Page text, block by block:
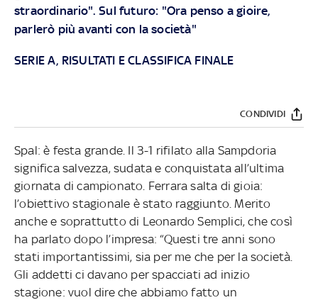
straordinario". Sul futuro: "Ora penso a gioire,
parlerò più avanti con la società"
SERIE A, RISULTATI E CLASSIFICA FINALE
CONDIVIDI
Spal: è festa grande. Il 3-1 rifilato alla Sampdoria
significa salvezza, sudata e conquistata all’ultima
giornata di campionato. Ferrara salta di gioia:
l’obiettivo stagionale è stato raggiunto. Merito
anche e soprattutto di Leonardo Semplici, che così
ha parlato dopo l’impresa: “Questi tre anni sono
stati importantissimi, sia per me che per la società.
Gli addetti ci davano per spacciati ad inizio
stagione: vuol dire che abbiamo fatto un